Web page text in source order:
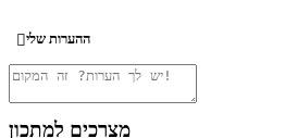
ההערות שלי
מצרכים למתכון